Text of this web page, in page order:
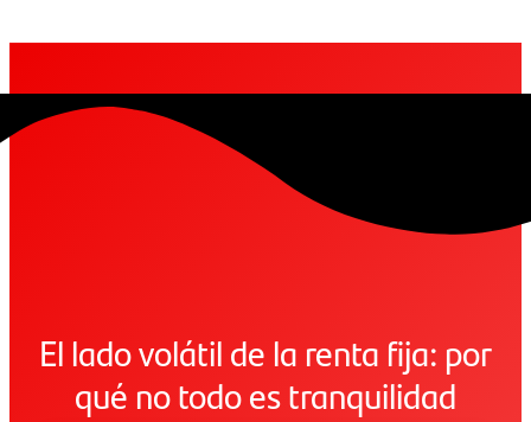
El lado volátil de la renta fija: por
qué no todo es tranquilidad